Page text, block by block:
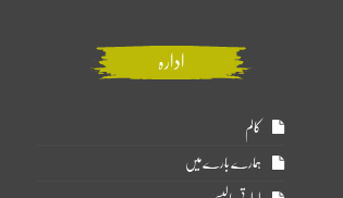
ادارہ
کالم
ہمارے بارے میں